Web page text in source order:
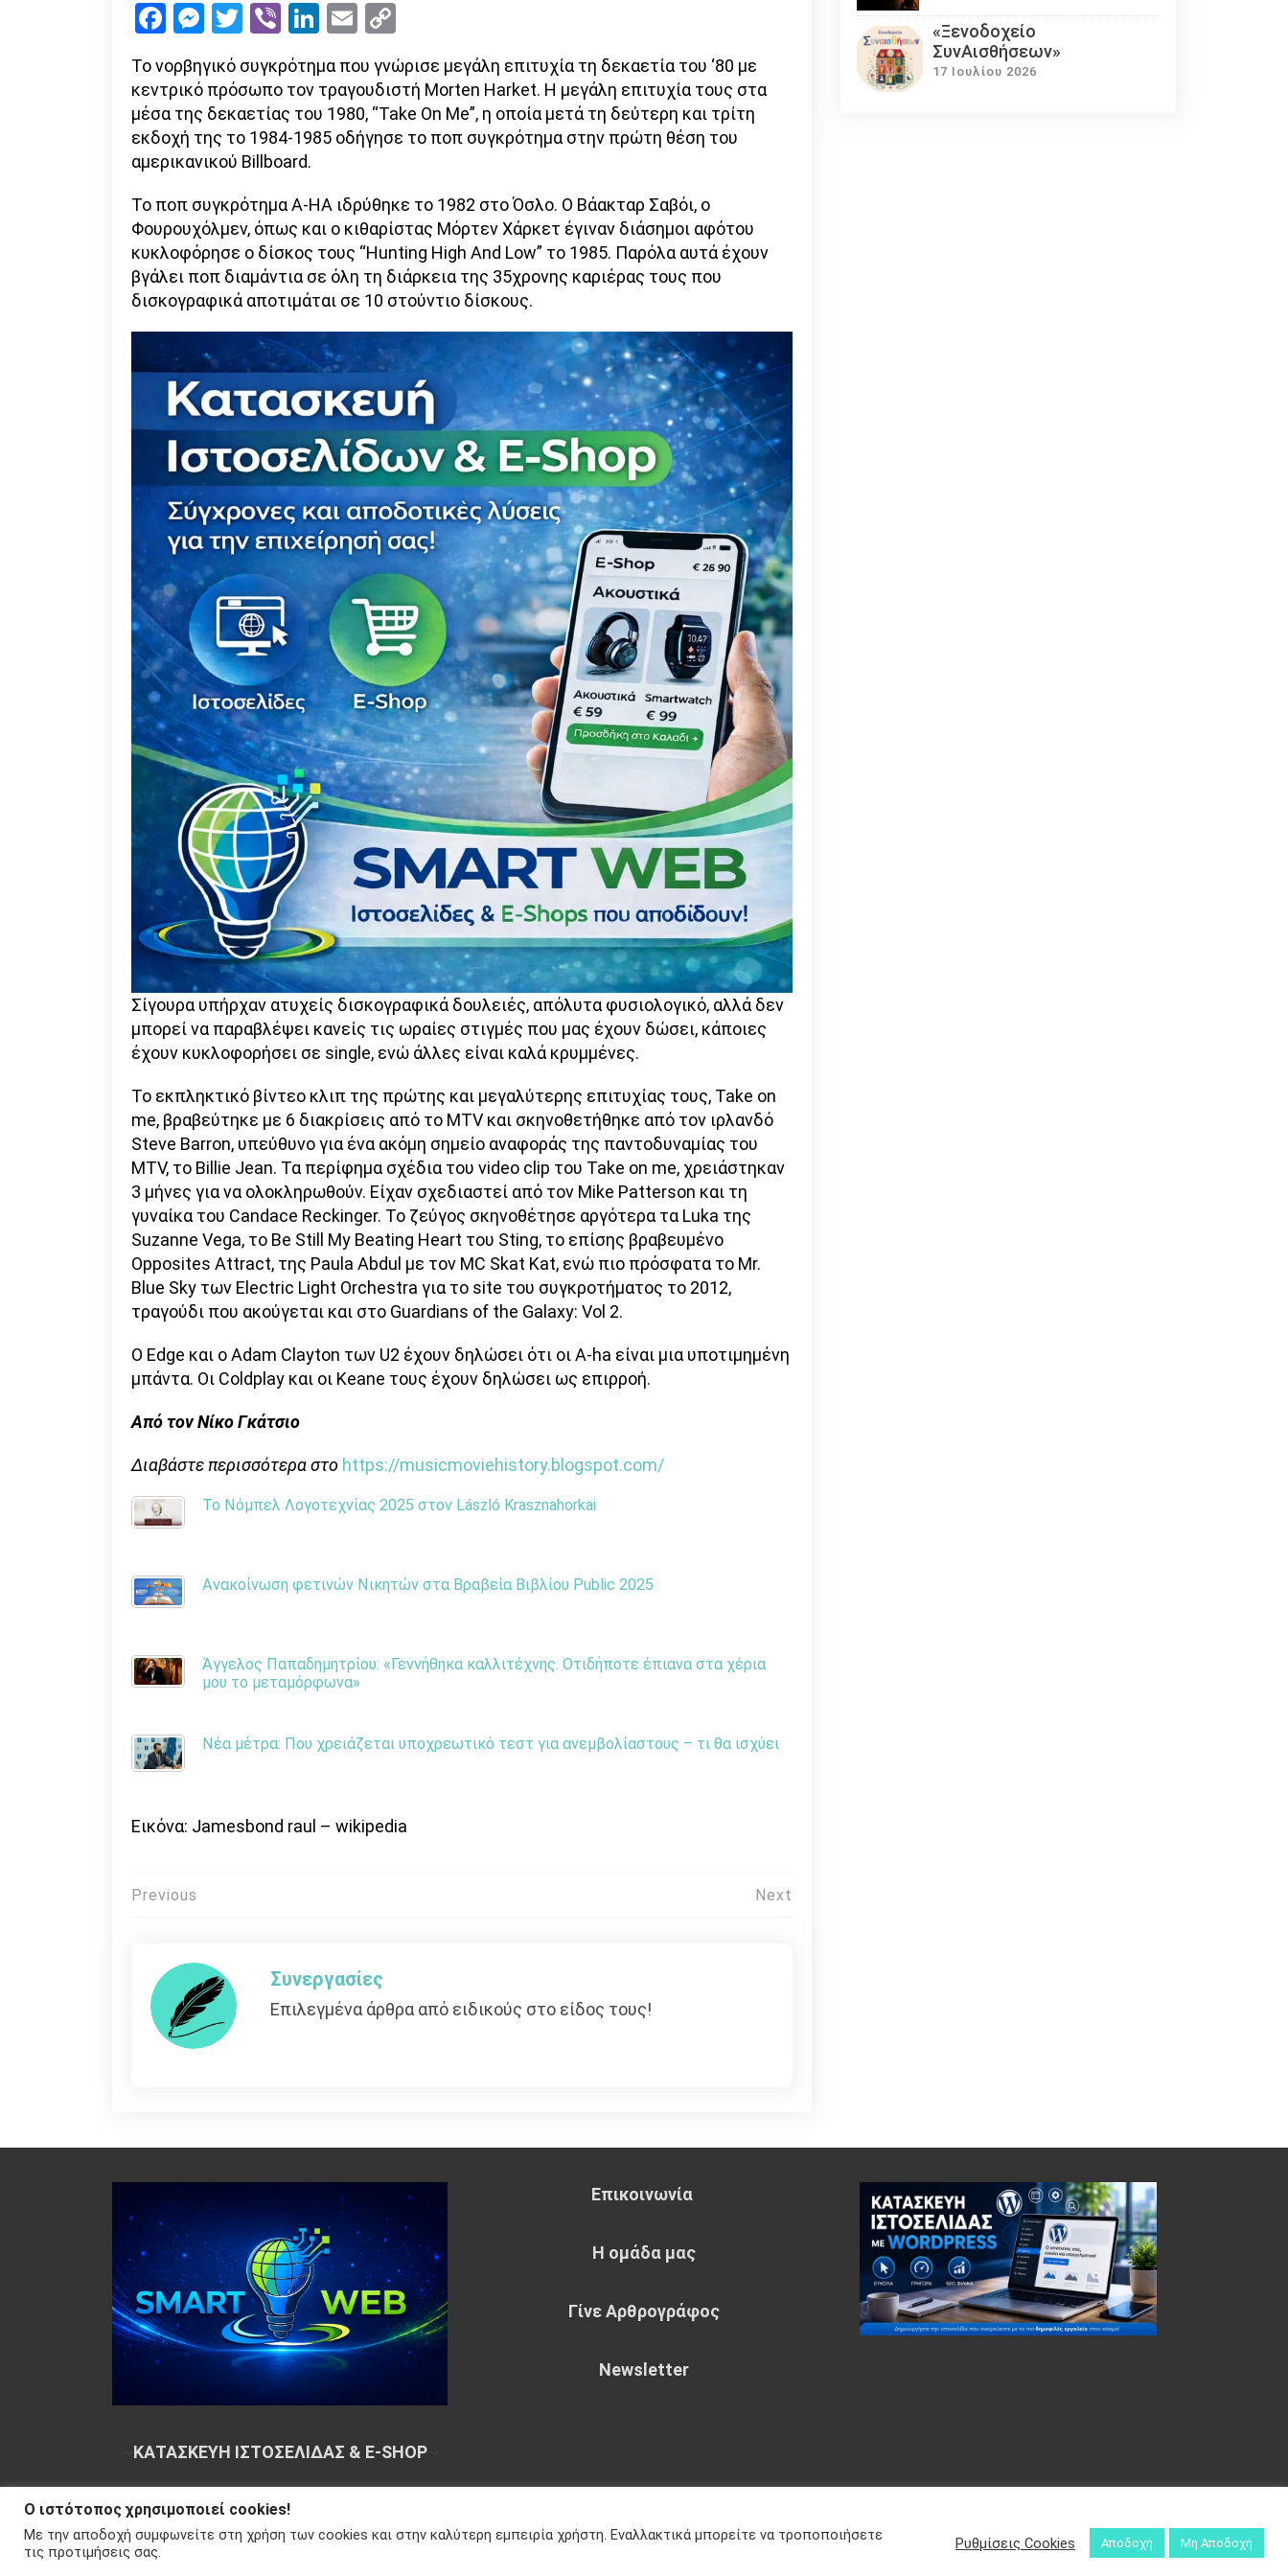
Facebook
Messenger
Twitter
ViberLinkedIn
Email
Link
Το νορβηγικό συγκρότημα που γνώρισε μεγάλη επιτυχία τη δεκαετία του ‘80 με
κεντρικό πρόσωπο τον τραγουδιστή Morten Harket. H μεγάλη επιτυχία τους στα
μέσα της δεκαετίας του 1980, “Take On Me”, η οποία μετά τη δεύτερη και τρίτη
εκδοχή της το 1984-1985 οδήγησε το ποπ συγκρότημα στην πρώτη θέση του
αμερικανικού Billboard.
Το ποπ συγκρότημα A-ΗA ιδρύθηκε το 1982 στο Όσλο. Ο Βάακταρ Σαβόι, ο
Φουρουχόλμεν, όπως και ο κιθαρίστας Μόρτεν Χάρκετ έγιναν διάσημοι αφότου
κυκλοφόρησε ο δίσκος τους “Hunting High And Low” το 1985. Παρόλα αυτά έχουν
βγάλει ποπ διαμάντια σε όλη τη διάρκεια της 35χρονης καριέρας τους που
δισκογραφικά αποτιμάται σε 10 στούντιο δίσκους.
Σίγουρα υπήρχαν ατυχείς δισκογραφικά δουλειές, απόλυτα φυσιολογικό, αλλά δεν
μπορεί να παραβλέψει κανείς τις ωραίες στιγμές που μας έχουν δώσει, κάποιες
έχουν κυκλοφορήσει σε single, ενώ άλλες είναι καλά κρυμμένες.
Το εκπληκτικό βίντεο κλιπ της πρώτης και μεγαλύτερης επιτυχίας τους, Take on
me, βραβεύτηκε με 6 διακρίσεις από το MTV και σκηνοθετήθηκε από τον ιρλανδό
Steve Barron, υπεύθυνο για ένα ακόμη σημείο αναφοράς της παντοδυναμίας του
MTV, το Billie Jean. Τα περίφημα σχέδια του video clip του Take on me, χρειάστηκαν
3 μήνες για να ολοκληρωθούν. Είχαν σχεδιαστεί από τον Mike Patterson και τη
γυναίκα του Candace Reckinger. Το ζεύγος σκηνοθέτησε αργότερα τα Luka της
Suzanne Vega, το Be Still My Beating Heart του Sting, το επίσης βραβευμένο
Opposites Attract, της Paula Abdul με τον MC Skat Kat, ενώ πιο πρόσφατα το Mr.
Blue Sky των Electric Light Orchestra για το site του συγκροτήματος το 2012,
τραγούδι που ακούγεται και στο Guardians of the Galaxy: Vol 2.
O Edge και ο Adam Clayton των U2 έχουν δηλώσει ότι οι A-ha είναι μια υποτιμημένη
μπάντα. Οι Coldplay και οι Keane τους έχουν δηλώσει ως επιρροή.
Από τον Νίκο Γκάτσιο
Διαβάστε περισσότερα στο https://musicmoviehistory.blogspot.com/
Το Νόμπελ Λογοτεχνίας 2025 στον László Krasznahorkai
Ανακοίνωση φετινών Νικητών στα Βραβεία Βιβλίου Public 2025
Άγγελος Παπαδημητρίου: «Γεννήθηκα καλλιτέχνης. Οτιδήποτε έπιανα στα χέρια
μου το μεταμόρφωνα»
Νέα μέτρα: Που χρειάζεται υποχρεωτικό τεστ για ανεμβολίαστους – τι θα ισχύει
Εικόνα: Jamesbond raul – wikipedia
Πλοήγηση
Previous Next
Συνεργασίες
Επιλεγμένα άρθρα από ειδικούς στο είδος τους!
«Ξενοδοχείο
ΣυνΑισθήσεων»
17 Ιουλίου 2026
ΚΑΤΑΣΚΕΥΗ ΙΣΤΟΣΕΛΙΔΑΣ & E-SHOP~
Επικοινωνία
Η ομάδα μας
Γίνε Αρθρογράφος
Newsletter
Copyright © 2026 Your e-articles - WordPress Theme : by Sparkle Themes
Πολιτική
Απορρήτου
Ο ιστότοπος χρησιμοποιεί cookies!
Με την αποδοχή συμφωνείτε στη χρήση των cookies και στην καλύτερη εμπειρία χρήστη. Εναλλακτικά μπορείτε να τροποποιήσετε
τις προτιμήσεις σας.
Ρυθμίσεις Cookies Αποδοχή Μη Αποδοχή